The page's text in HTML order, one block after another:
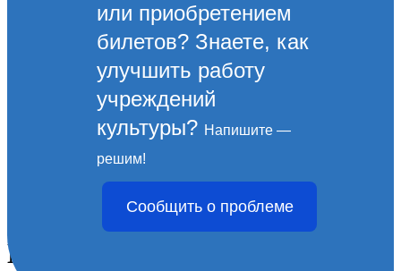
или приобретением
билетов? Знаете, как
улучшить работу
учреждений
культуры? Напишите —
решим!
Сообщить о проблеме
17 сентября в Новороссийске
состоится единственный
акустический концерт
Михаила Башакова